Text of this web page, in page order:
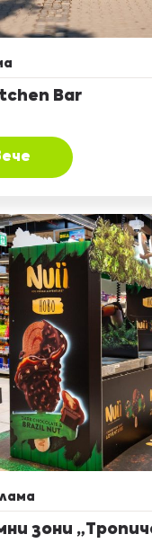
Bar
зони